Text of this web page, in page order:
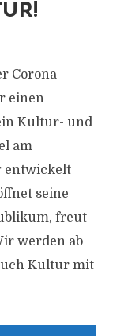
Corona-
einen
Kultur- und
am
entwickelt
seine
freut
werden ab
Kultur mit